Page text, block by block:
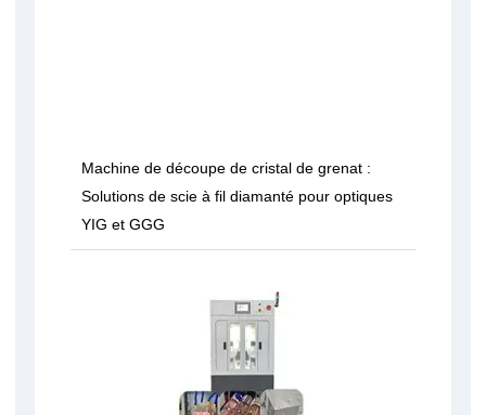
Machine de découpe de cristal de grenat :
Solutions de scie à fil diamanté pour optiques
YIG et GGG